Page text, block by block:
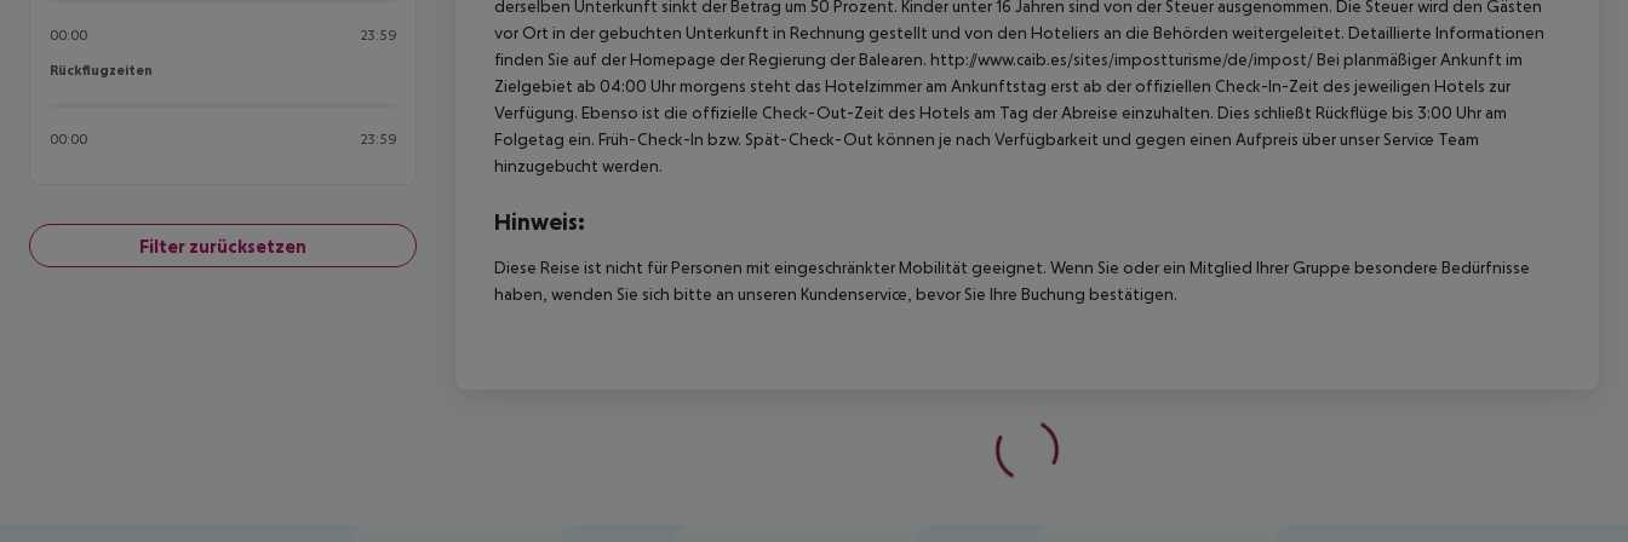
00:00 23:59
Rückflugzeiten
Rückflugzeiten
00:00 23:59
Filter zurücksetzen
derselben Unterkunft sinkt der Betrag um 50 Prozent. Kinder unter 16 Jahren sind von der Steuer ausgenommen. Die Steuer wird den Gästen
vor Ort in der gebuchten Unterkunft in Rechnung gestellt und von den Hoteliers an die Behörden weitergeleitet. Detaillierte Informationen
finden Sie auf der Homepage der Regierung der Balearen. http://www.caib.es/sites/impostturisme/de/impost/ Bei planmäßiger Ankunft im
Zielgebiet ab 04:00 Uhr morgens steht das Hotelzimmer am Ankunftstag erst ab der offiziellen Check-In-Zeit des jeweiligen Hotels zur
Verfügung. Ebenso ist die offizielle Check-Out-Zeit des Hotels am Tag der Abreise einzuhalten. Dies schließt Rückflüge bis 3:00 Uhr am
Folgetag ein. Früh-Check-In bzw. Spät-Check-Out können je nach Verfügbarkeit und gegen einen Aufpreis über unser Service Team
hinzugebucht werden.
Hinweis:
Diese Reise ist nicht für Personen mit eingeschränkter Mobilität geeignet. Wenn Sie oder ein Mitglied Ihrer Gruppe besondere Bedürfnisse
haben, wenden Sie sich bitte an unseren Kundenservice, bevor Sie Ihre Buchung bestätigen.